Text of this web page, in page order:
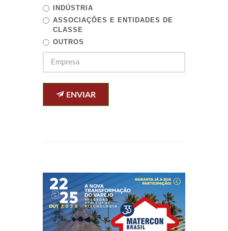
INDÚSTRIA
ASSOCIAÇÕES E ENTIDADES DE
CLASSE
OUTROS
ENVIAR